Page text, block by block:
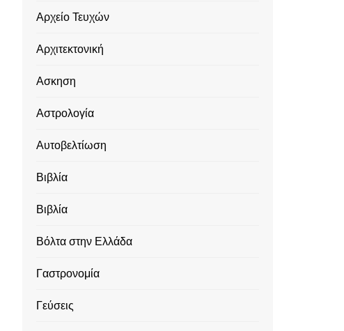
Αρχείο Τευχών
Αρχιτεκτονική
Ασκηση
Αστρολογία
Αυτοβελτίωση
Βιβλία
Βιβλία
Βόλτα στην Ελλάδα
Γαστρονομία
Γεύσεις